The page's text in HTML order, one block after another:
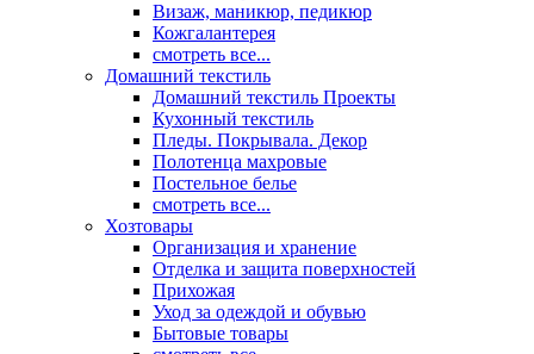
Визаж, маникюр, педикюр
Кожгалантерея
смотреть все...
Домашний текстиль
Домашний текстиль Проекты
Кухонный текстиль
Пледы. Покрывала. Декор
Полотенца махровые
Постельное белье
смотреть все...
Хозтовары
Организация и хранение
Отделка и защита поверхностей
Прихожая
Уход за одеждой и обувью
Бытовые товары